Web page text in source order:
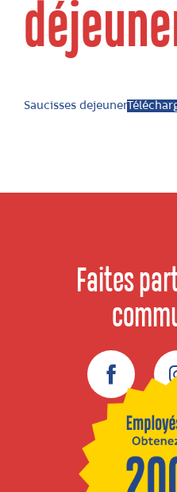
Saucisses dejeuner
Faites
Facebook